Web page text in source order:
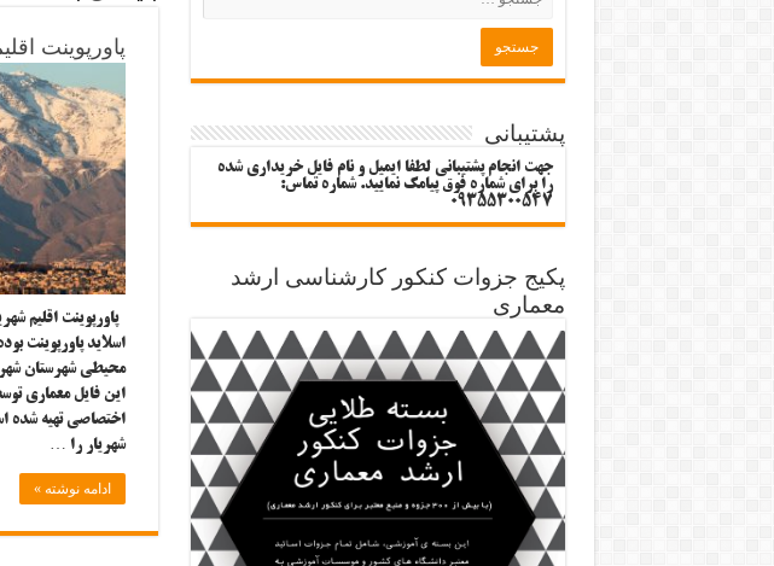
پاورپوینت
اسلاید پاورپوینت
محیطی شهرستان
این فایل معماری
اختصاصی تهیه شده
شهریار را …
ادامه نوشته »
پشتیبانی
جهت انجام پشتیبانی لطفا ایمیل و نام فایل خریداری شده
را برای شماره فوق پیامک نمایید. شماره تماس:
09355300547
پکیج جزوات کنکور کارشناسی ارشد
معماری